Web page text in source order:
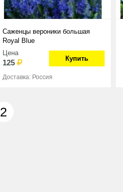
Саженцы вероники большая
Royal Blue
Цена
125 Купить
Доставка: Россия
2